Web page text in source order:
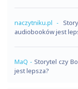
naczytniku.pl -
audiobooków jest
MaQ - Storytel czy
jest lepsza?